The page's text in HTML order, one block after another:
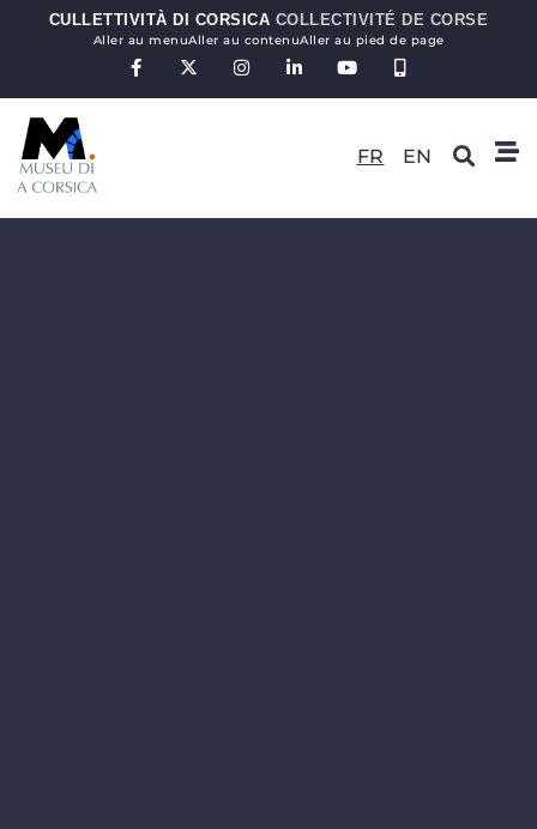
CULLETTIVITÀ DI CORSICA COLLECTIVITÉ DE CORSE
Aller au menuAller au contenuAller au pied de page
FR EN